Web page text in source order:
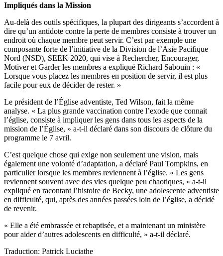
Impliqués dans la Mission
Au-delà des outils spécifiques, la plupart des dirigeants s’accordent à
dire qu’un antidote contre la perte de membres consiste à trouver un
endroit où chaque membre peut servir. C’est par exemple une
composante forte de l’initiative de la Division de l’Asie Pacifique
Nord (NSD), SEEK 2020, qui vise à Rechercher, Encourager,
Motiver et Garder les membres a expliqué Richard Sabouin : «
Lorsque vous placez les membres en position de servir, il est plus
facile pour eux de décider de rester. »
Le président de l’Église adventiste, Ted Wilson, fait la même
analyse. « La plus grande vaccination contre l’exode que connait
l’église, consiste à impliquer les gens dans tous les aspects de la
mission de l’Église, » a-t-il déclaré dans son discours de clôture du
programme le 7 avril.
C’est quelque chose qui exige non seulement une vision, mais
également une volonté d’adaptation, a déclaré Paul Tompkins, en
particulier lorsque les membres reviennent à l’église. « Les gens
reviennent souvent avec des vies quelque peu chaotiques, » a-t-il
expliqué en racontant l’histoire de Becky, une adolescente adventiste
en difficulté, qui, après des années passées loin de l’église, a décidé
de revenir.
« Elle a été embrassée et rebaptisée, et a maintenant un ministère
pour aider d’autres adolescents en difficulté, » a-t-il déclaré.
Traduction: Patrick Luciathe